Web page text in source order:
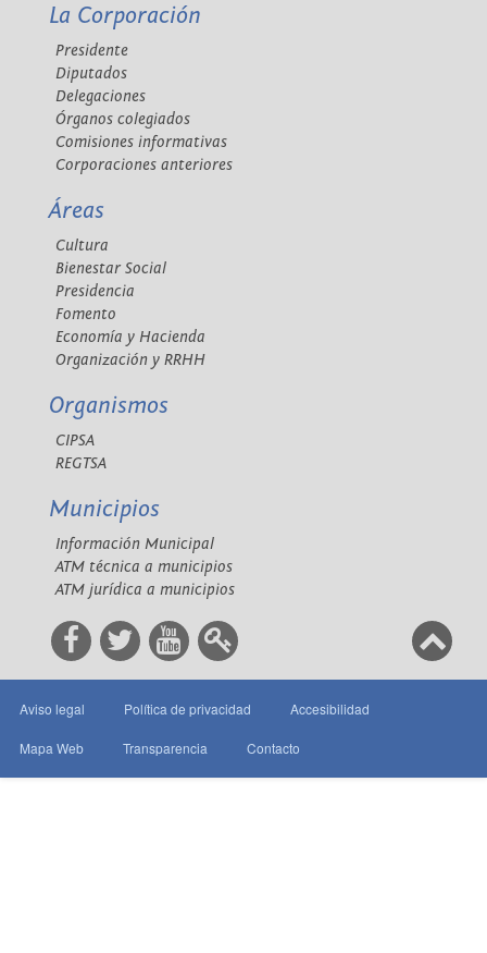
La Corporación
Presidente
Diputados
Delegaciones
Órganos colegiados
Comisiones informativas
Corporaciones anteriores
Áreas
Cultura
Bienestar Social
Presidencia
Fomento
Economía y Hacienda
Organización y RRHH
Organismos
CIPSA
REGTSA
Municipios
Información Municipal
ATM técnica a municipios
ATM jurídica a municipios
Aviso legal Política de privacidad Accesibilidad
Mapa Web Transparencia Contacto